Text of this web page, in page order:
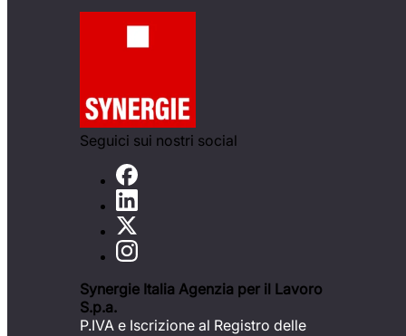
Seguici sui nostri social
Synergie Italia Agenzia per il Lavoro
S.p.a.
P.IVA e Iscrizione al Registro delle